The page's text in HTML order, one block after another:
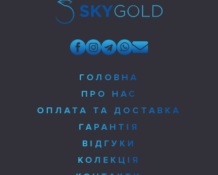
ГОЛОВНА
ПРО НАС
ОПЛАТА ТА ДОСТАВКА
ГАРАНТІЯ
ВІДГУКИ
КОЛЕКЦІЯ